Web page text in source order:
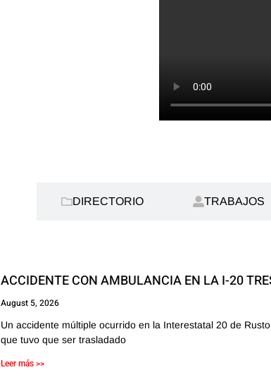
DIRECTORIO TRABAJOS
ACCIDENTE CON AMBULANCIA EN LA I-20
August 5, 2026
Un accidente múltiple ocurrido en la Interestatal 20 de
que tuvo que ser trasladado
Leer más >>